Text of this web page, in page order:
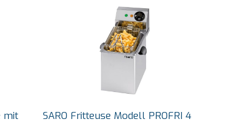
mit
SARO Fritteuse Modell PROFRI 4